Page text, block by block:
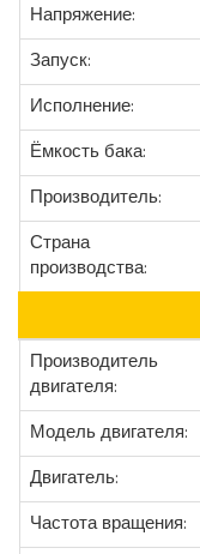
Напряжение:
Запуск:
Исполнение:
Ёмкость бака:
Производитель:
Страна
производства:
Производитель
двигателя:
Модель двигателя:
Двигатель:
Частота вращения: